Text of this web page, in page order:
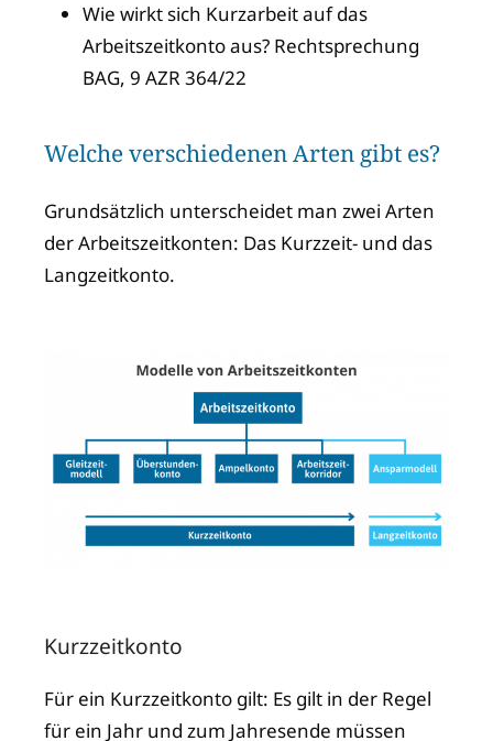
Wie wirkt sich Kurzarbeit auf das
Arbeitszeitkonto aus? Rechtsprechung
BAG, 9 AZR 364/22
Welche verschiedenen Arten gibt es?
Grundsätzlich unterscheidet man zwei Arten
der Arbeitszeitkonten: Das Kurzzeit- und das
Langzeitkonto.
Kurzzeitkonto
Für ein Kurzzeitkonto gilt: Es gilt in der Regel
für ein Jahr und zum Jahresende müssen